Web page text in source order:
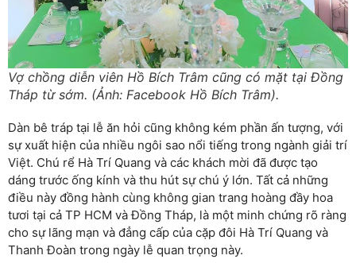
Vợ chồng diễn viên Hồ Bích Trâm cũng có mặt tại Đồng
Tháp từ sớm. (Ảnh: Facebook Hồ Bích Trâm).
Dàn bê tráp tại lễ ăn hỏi cũng không kém phần ấn tượng, với
sự xuất hiện của nhiều ngôi sao nổi tiếng trong ngành giải trí
Việt. Chú rể Hà Trí Quang và các khách mời đã được tạo
dáng trước ống kính và thu hút sự chú ý lớn. Tất cả những
điều này đồng hành cùng không gian trang hoàng đầy hoa
tươi tại cả TP HCM và Đồng Tháp, là một minh chứng rõ ràng
cho sự lãng mạn và đẳng cấp của cặp đôi Hà Trí Quang và
Thanh Đoàn trong ngày lễ quan trọng này.